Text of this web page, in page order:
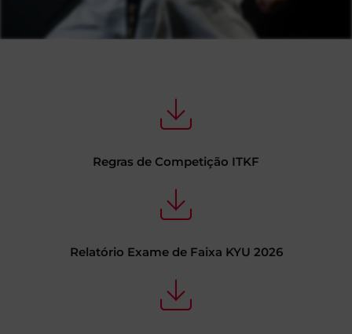
Regras de Competição ITKF
Relatório Exame de Faixa KYU 2026